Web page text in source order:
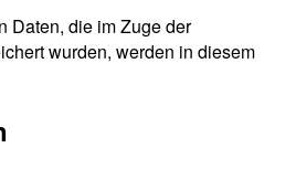
Daten, die im Zuge der
wurden, werden in diesem